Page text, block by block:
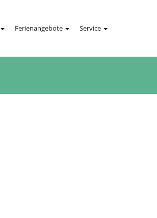
Ferienangebote Service